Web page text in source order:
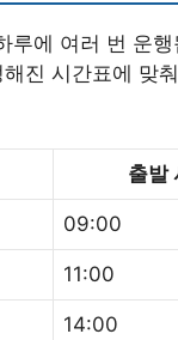
루에 여러 번 운
진 시간표에 맞
출발
09:00
11:00
14:00